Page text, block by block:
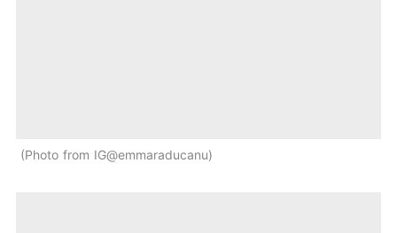
Photo from IG@emmaraducanu